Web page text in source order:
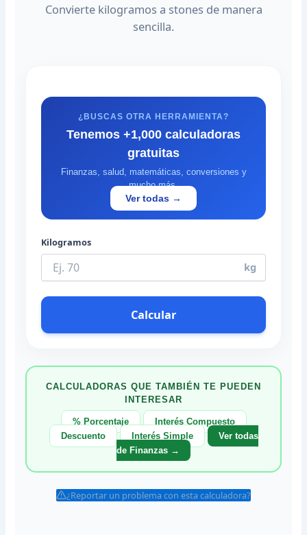
Convierte kilogramos a stones de manera
sencilla.
¿BUSCAS OTRA HERRAMIENTA?
Tenemos +1,000 calculadoras
gratuitas
Finanzas, salud, matemáticas, conversiones y
mucho más.
Ver todas →
Kilogramos
kg
Calcular
CALCULADORAS QUE TAMBIÉN TE PUEDEN
INTERESAR
% Porcentaje
Interés Compuesto
Descuento
Interés Simple
Ver todas
de Finanzas →
¿Reportar un problema con esta calculadora?